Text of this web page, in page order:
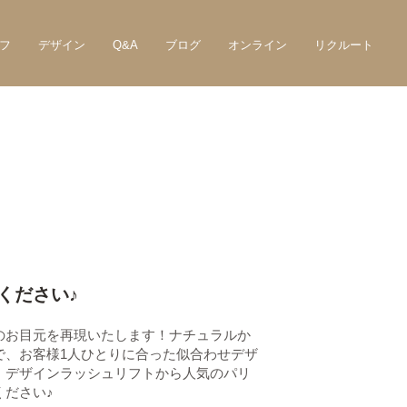
デザイン Q&A ブログ オンライン リクルート
ださい♪
目元を再現いたします！ナチュラルか
お客様1人ひとりに合った似合わせデザ
ザインラッシュリフトから人気のパリ
ださい♪